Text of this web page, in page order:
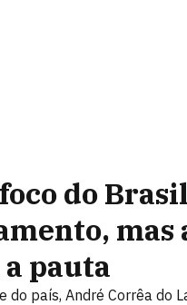
do
mas
pauta
do país, André Corrêa do